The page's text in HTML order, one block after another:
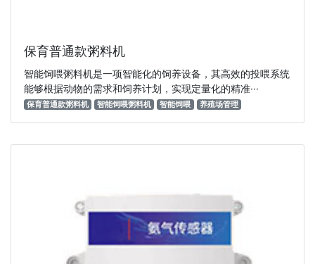
保育普通款粥料机
智能饲喂粥料机是一项智能化的饲养设备，其高效的投喂系统
能够根据动物的需求和饲养计划，实现定量化的精准···
保育普通款粥料机 智能饲喂粥料机 智能饲喂 养殖场管理